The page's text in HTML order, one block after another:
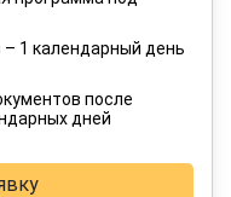
/ 8 249 руб.
12 месяцев
1 календарный день
после
дней